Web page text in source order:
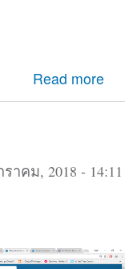
Read more
าคม, 2018 - 14:11